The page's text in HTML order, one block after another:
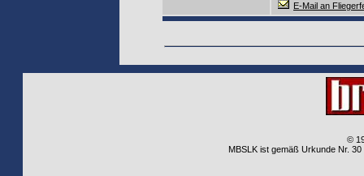
E-Mail an
©
MBSLK ist gemäß Urkunde Nr.